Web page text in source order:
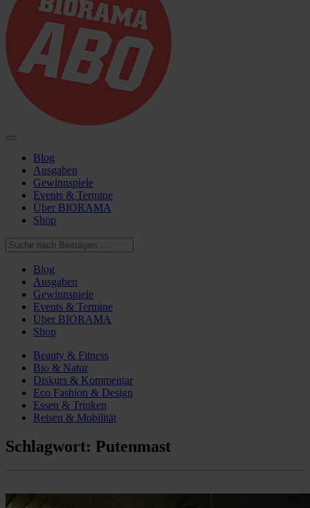
Blog
Ausgaben
Gewinnspiele
Events & Termine
Über BIORAMA
Shop
Blog
Ausgaben
Gewinnspiele
Events & Termine
Über BIORAMA
Shop
Beauty & Fitness
Bio & Natur
Diskurs & Kommentar
Eco Fashion & Design
Essen & Trinken
Reisen & Mobilität
Schlagwort: Putenmast